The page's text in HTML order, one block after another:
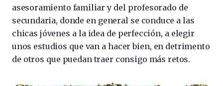
asesoramiento familiar y del profesorado de
secundaria, donde en general se conduce a las
chicas jóvenes a la idea de perfección, a elegir
unos estudios que van a hacer bien, en detrimento
de otros que puedan traer consigo más retos.